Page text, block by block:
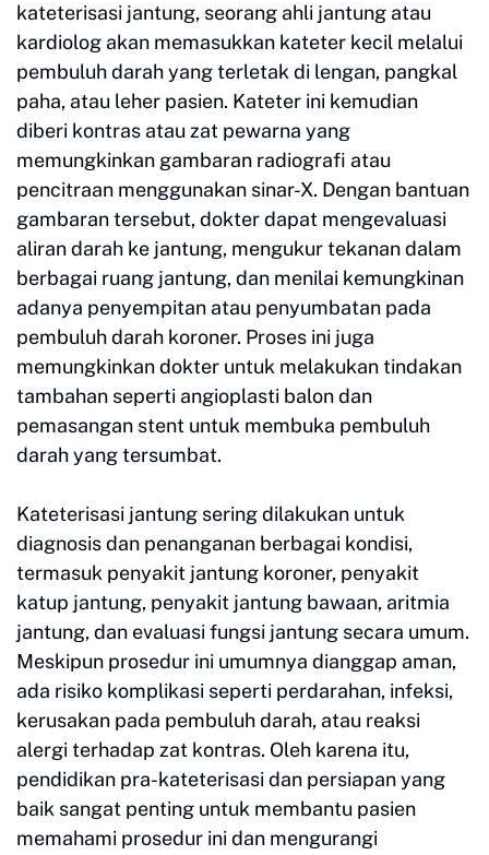
kateterisasi jantung, seorang ahli jantung atau
kardiolog akan memasukkan kateter kecil melalui
pembuluh darah yang terletak di lengan, pangkal
paha, atau leher pasien. Kateter ini kemudian
diberi kontras atau zat pewarna yang
memungkinkan gambaran radiografi atau
pencitraan menggunakan sinar-X. Dengan bantuan
gambaran tersebut, dokter dapat mengevaluasi
aliran darah ke jantung, mengukur tekanan dalam
berbagai ruang jantung, dan menilai kemungkinan
adanya penyempitan atau penyumbatan pada
pembuluh darah koroner. Proses ini juga
memungkinkan dokter untuk melakukan tindakan
tambahan seperti angioplasti balon dan
pemasangan stent untuk membuka pembuluh
darah yang tersumbat.
Kateterisasi jantung sering dilakukan untuk
diagnosis dan penanganan berbagai kondisi,
termasuk penyakit jantung koroner, penyakit
katup jantung, penyakit jantung bawaan, aritmia
jantung, dan evaluasi fungsi jantung secara umum.
Meskipun prosedur ini umumnya dianggap aman,
ada risiko komplikasi seperti perdarahan, infeksi,
kerusakan pada pembuluh darah, atau reaksi
alergi terhadap zat kontras. Oleh karena itu,
pendidikan pra-kateterisasi dan persiapan yang
baik sangat penting untuk membantu pasien
memahami prosedur ini dan mengurangi